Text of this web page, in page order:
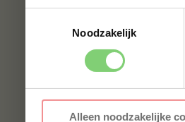
Noodzakelijk
Alleen noodzakelijke
Het wordt vaak
diverse
goede keuze
Reuzel
om te verwijzen